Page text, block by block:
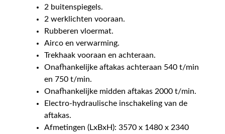
2 buitenspiegels.
2 werklichten vooraan.
Rubberen vloermat.
Airco en verwarming.
Trekhaak vooraan en achteraan.
Onafhankelijke aftakas achteraan 540 t/min
en 750 t/min.
Onafhankelijke midden aftakas 2000 t/min.
Electro-hydraulische inschakeling van de
aftakas.
Afmetingen (LxBxH): 3570 x 1480 x 2340